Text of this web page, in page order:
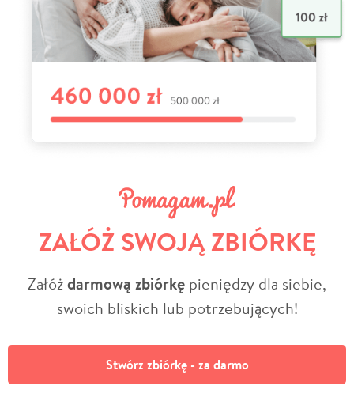
ZAŁÓŻ SWOJĄ ZBIÓRKĘ
Załóżdarmową zbiórkę pieniędzy dla siebie,
swoich bliskich lub potrzebujących!
Stwórz zbiórkę - za darmo